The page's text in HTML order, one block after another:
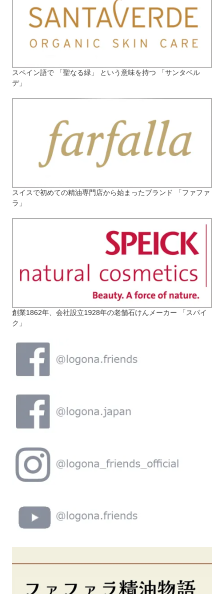
スペイン語で 「聖なる緑」 という意味を持つ 「サンタベル
デ」
スイスで初めての精油専門店から始まったブランド 「ファファ
ラ」
創業1862年、会社設立1928年の老舗石けんメーカー 「スパイ
ク」